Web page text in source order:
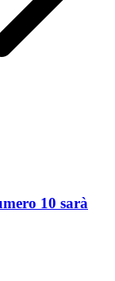
10 sarà